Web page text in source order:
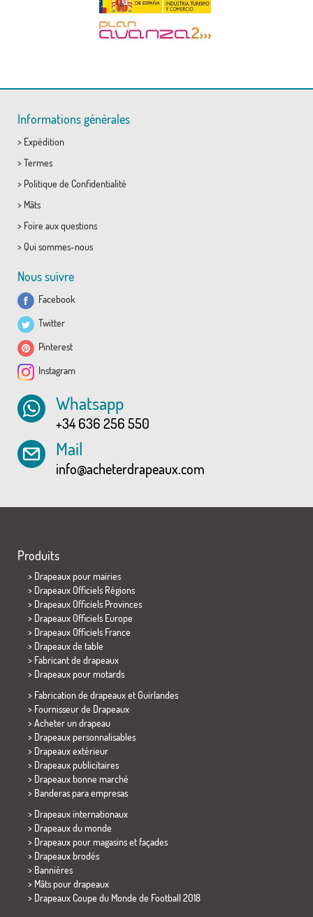
Informations générales
> Expédition
> Termes
> Politique de Confidentialité
> Mâts
> Foire aux questions
> Qui sommes-nous
Nous suivre
Facebook
Twitter
Pinterest
Instagram
Whatsapp
+34 636 256 550
Mail
info@acheterdrapeaux.com
Produits
> Drapeaux pour mairies
> Drapeaux Officiels Régions
> Drapeaux Officiels Provinces
> Drapeaux Officiels Europe
> Drapeaux Officiels France
> Drapeaux de table
> Fabricant de drapeaux
> Drapeaux pour motards
> Fabrication de drapeaux et Guirlandes
> Fournisseur de Drapeaux
> Acheter un drapeau
> Drapeaux personnalisables
> Drapeaux extérieur
> Drapeaux publicitaires
> Drapeaux bonne marché
> Banderas para empresas
> Drapeaux internationaux
> Drapeaux du monde
> Drapeaux pour magasins et façades
> Drapeaux brodés
> Bannières
> Mâts pour drapeaux
> Drapeaux Coupe du Monde de Football 2018